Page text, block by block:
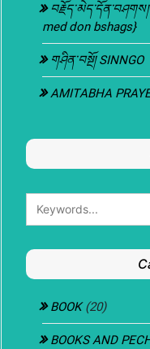
med don bshags}
གཤིན་བསྔོ། SINNGO
AMITABHA
BOOK(20)
BOOKS AND